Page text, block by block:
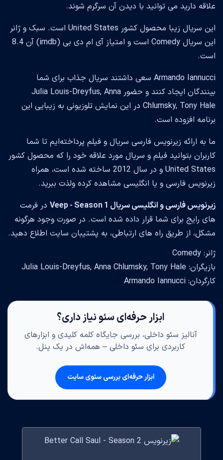
علاقه دارید می توانید با دیدن آن سرگرم شوند.
این سریال زیبا محصول کشور United States است. سبک و ژانر
این سریال Comedy است و امتیاز آی ام دی بی (imdb) آن 8.4
است.
Armando Iannucci سعی داشتند سریال جذاب برای شما
بینندگان ایجاد کنند و حضور Julia Louis-Dreyfus, Anna
Chlumsky, Tony Hale در این نمایش تلوزیونی به زیبایی این
برنامه افزوده است.
ما به ارائه زیرنویس فارسی سریال و فیلم پرداخته‌ایم تا شما
کاربران بتوانید فیلم و سریال مورد علاقه خود را که محصول کشور
United States و در سال 2012 ساخته شده است، همراه
زیرنویس فارسی و یا انگلیسی مشاهده کرده ولذت ببرید.
زیرنویس فارسی و انگلیسی سریال Veep - Season 1
در فرمت
های رایج برای شما قرار داده شده است. در صورت وجود هرگونه
مشکل، از طریق راه های ارتباطی، به پشتیبان سایت اطلاع دهید.
ژانر: Comedy
بازیگران: Julia Louis-Dreyfus, Anna Chlumsky, Tony Hale
کارگردان: Armando Iannucci
ابزار حرفه‌ای سئو نیاز داری؟
آنالیز سئو داخلی، بررسی جایگاه کلمه کلیدی و ابزارهای
کاربردی برای سئو داخلی – همه‌اش در یک پنل.
ابزار حرفه‌ای بررسی سئوی سایت